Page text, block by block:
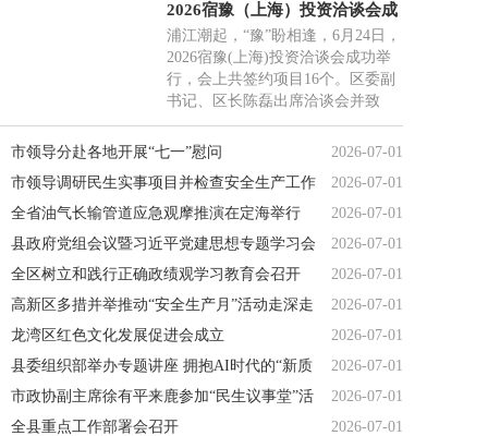
总书记在《求是》杂志发表的《一
体推进教育科技人才发展》重要文
章精神。会上，姜华围绕学习贯彻
习近平党建思想讲授专题党课。副
县长参加会议，县人大、县政协有
关领导应邀参加会议。
2026宿豫（上海）投资洽谈会成
功举办
浦江潮起，“豫”盼相逢，6月24日，
2026宿豫(上海)投资洽谈会成功举
行，会上共签约项目16个。区委副
书记、区长陈磊出席洽谈会并致
辞，区委副书记张成龙主持洽谈
会。来自上海及周边地区的40余名
作、共谋发展。
2026-07-01
市领导分赴各地开展“七一”慰问
2026-07-01
市领导调研民生实事项目并检查安全生产工作
2026-07-01
全省油气长输管道应急观摩推演在定海举行
2026-07-01
县政府党组会议暨习近平党建思想专题学习会
召开
2026-07-01
全区树立和践行正确政绩观学习教育会召开
2026-07-01
高新区多措并举推动“安全生产月”活动走深走
实
2026-07-01
龙湾区红色文化发展促进会成立
2026-07-01
县委组织部举办专题讲座 拥抱AI时代的“新质
生产力”
2026-07-01
市政协副主席徐有平来鹿参加“民生议事堂”活
动
2026-07-01
全县重点工作部署会召开